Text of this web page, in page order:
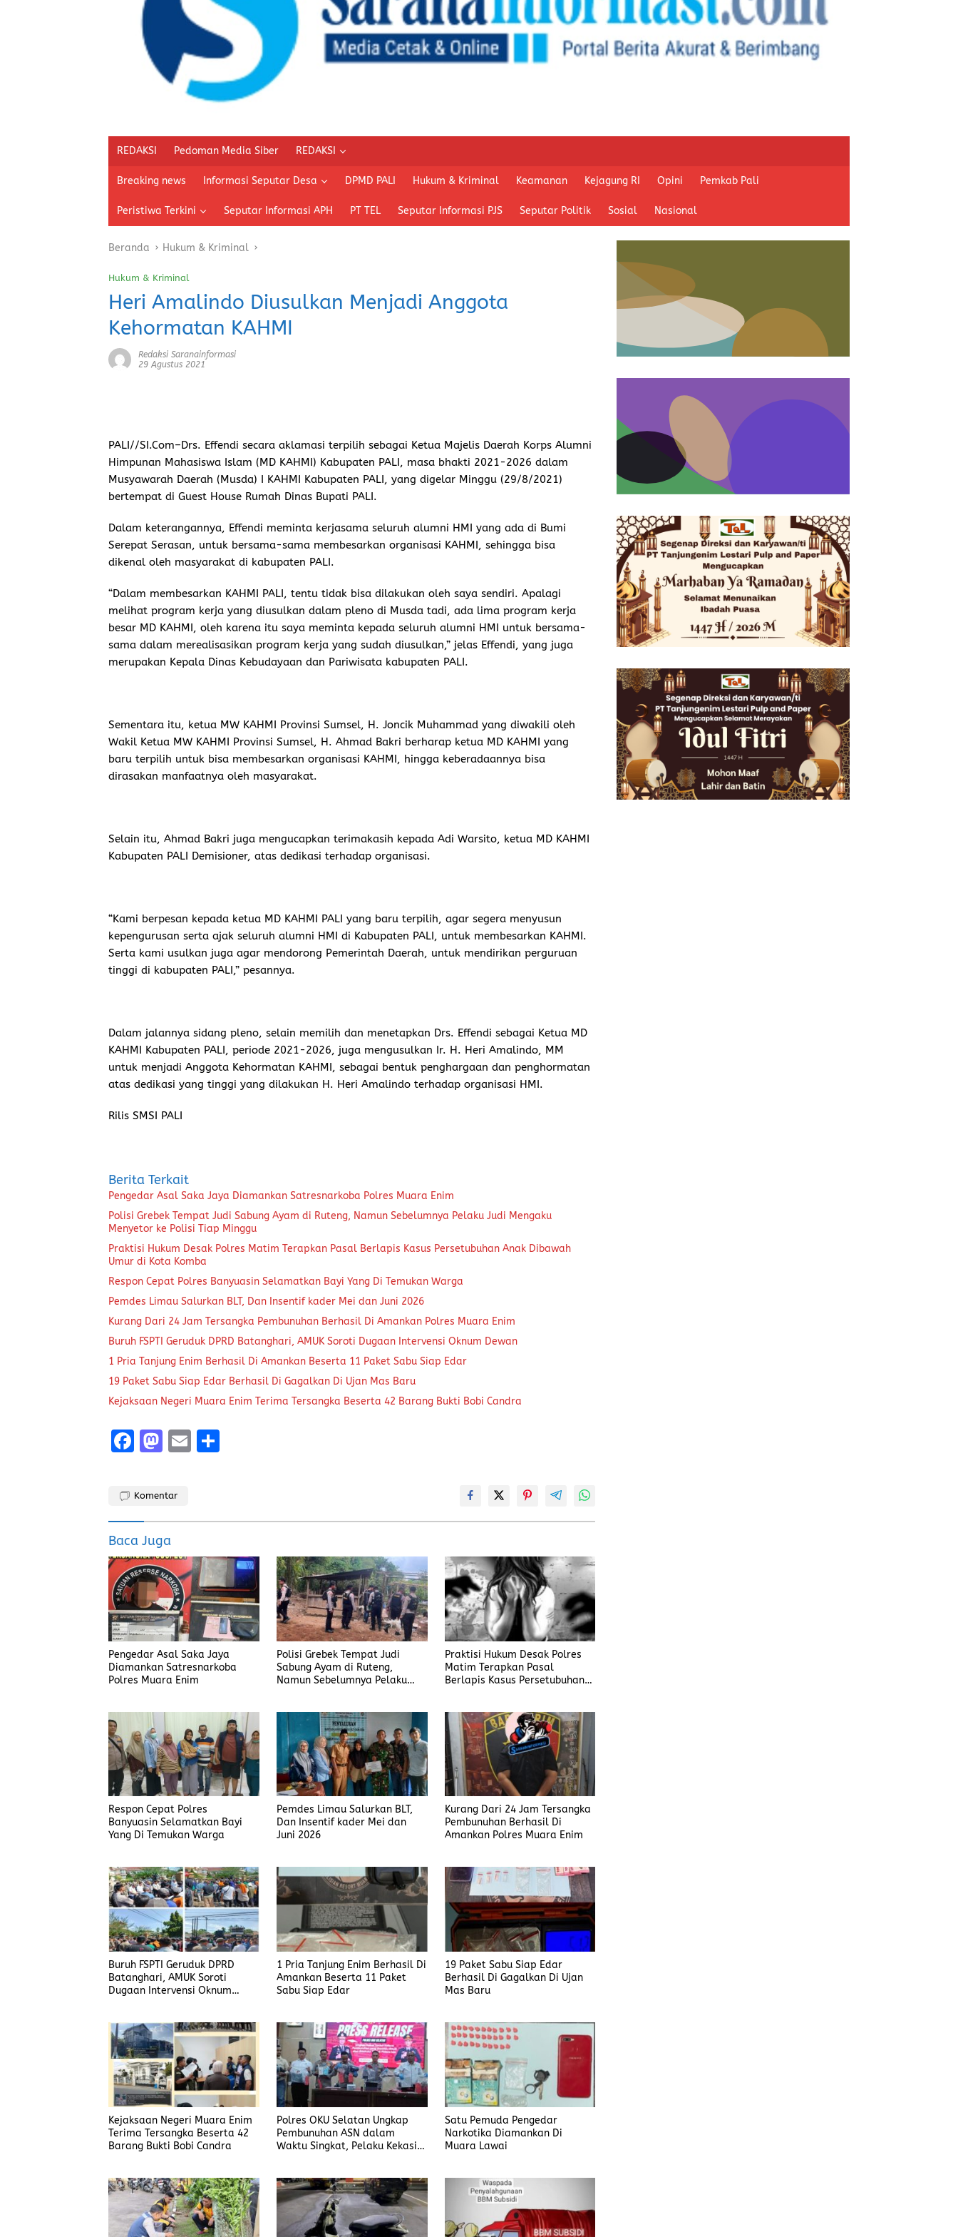
REDAKSI Pedoman Media Siber REDAKSI
Breaking news Informasi Seputar Desa DPMD PALI Hukum & Kriminal Keamanan Kejagung RI Opini Pemkab Pali
Peristiwa Terkini Seputar Informasi APH PT TEL Seputar Informasi PJS Seputar Politik Sosial Nasional
Beranda Hukum & Kriminal
Hukum & Kriminal
Heri Amalindo Diusulkan Menjadi Anggota
Kehormatan KAHMI
Redaksi Saranainformasi
29 Agustus 2021
PALI//SI.Com–Drs. Effendi secara aklamasi terpilih sebagai Ketua Majelis Daerah Korps Alumni
Himpunan Mahasiswa Islam (MD KAHMI) Kabupaten PALI, masa bhakti 2021-2026 dalam
Musyawarah Daerah (Musda) I KAHMI Kabupaten PALI, yang digelar Minggu (29/8/2021)
bertempat di Guest House Rumah Dinas Bupati PALI.
Dalam keterangannya, Effendi meminta kerjasama seluruh alumni HMI yang ada di Bumi
Serepat Serasan, untuk bersama-sama membesarkan organisasi KAHMI, sehingga bisa
dikenal oleh masyarakat di kabupaten PALI.
“Dalam membesarkan KAHMI PALI, tentu tidak bisa dilakukan oleh saya sendiri. Apalagi
melihat program kerja yang diusulkan dalam pleno di Musda tadi, ada lima program kerja
besar MD KAHMI, oleh karena itu saya meminta kepada seluruh alumni HMI untuk bersama-
sama dalam merealisasikan program kerja yang sudah diusulkan,” jelas Effendi, yang juga
merupakan Kepala Dinas Kebudayaan dan Pariwisata kabupaten PALI.
Sementara itu, ketua MW KAHMI Provinsi Sumsel, H. Joncik Muhammad yang diwakili oleh
Wakil Ketua MW KAHMI Provinsi Sumsel, H. Ahmad Bakri berharap ketua MD KAHMI yang
baru terpilih untuk bisa membesarkan organisasi KAHMI, hingga keberadaannya bisa
dirasakan manfaatnya oleh masyarakat.
Selain itu, Ahmad Bakri juga mengucapkan terimakasih kepada Adi Warsito, ketua MD KAHMI
Kabupaten PALI Demisioner, atas dedikasi terhadap organisasi.
“Kami berpesan kepada ketua MD KAHMI PALI yang baru terpilih, agar segera menyusun
kepengurusan serta ajak seluruh alumni HMI di Kabupaten PALI, untuk membesarkan KAHMI.
Serta kami usulkan juga agar mendorong Pemerintah Daerah, untuk mendirikan perguruan
tinggi di kabupaten PALI,” pesannya.
Dalam jalannya sidang pleno, selain memilih dan menetapkan Drs. Effendi sebagai Ketua MD
KAHMI Kabupaten PALI, periode 2021-2026, juga mengusulkan Ir. H. Heri Amalindo, MM
untuk menjadi Anggota Kehormatan KAHMI, sebagai bentuk penghargaan dan penghormatan
atas dedikasi yang tinggi yang dilakukan H. Heri Amalindo terhadap organisasi HMI.
Rilis SMSI PALI
Berita Terkait
Pengedar Asal Saka Jaya Diamankan Satresnarkoba Polres Muara Enim
Polisi Grebek Tempat Judi Sabung Ayam di Ruteng, Namun Sebelumnya Pelaku Judi Mengaku
Menyetor ke Polisi Tiap Minggu
Praktisi Hukum Desak Polres Matim Terapkan Pasal Berlapis Kasus Persetubuhan Anak Dibawah
Umur di Kota Komba
Respon Cepat Polres Banyuasin Selamatkan Bayi Yang Di Temukan Warga
Pemdes Limau Salurkan BLT, Dan Insentif kader Mei dan Juni 2026
Kurang Dari 24 Jam Tersangka Pembunuhan Berhasil Di Amankan Polres Muara Enim
Buruh FSPTI Geruduk DPRD Batanghari, AMUK Soroti Dugaan Intervensi Oknum Dewan
1 Pria Tanjung Enim Berhasil Di Amankan Beserta 11 Paket Sabu Siap Edar
19 Paket Sabu Siap Edar Berhasil Di Gagalkan Di Ujan Mas Baru
Kejaksaan Negeri Muara Enim Terima Tersangka Beserta 42 Barang Bukti Bobi Candra
F
ce
o
o
k
M
st
d
o
n
E
Komentar
Baca Juga
Pengedar Asal Saka Jaya
Diamankan Satresnarkoba
Polres Muara Enim
Polisi Grebek Tempat Judi
Sabung Ayam di Ruteng,
Namun Sebelumnya Pelaku
Praktisi Hukum Desak Polres
Matim Terapkan Pasal
Berlapis Kasus Persetubuhan
Respon Cepat Polres
Banyuasin Selamatkan Bayi
Yang Di Temukan Warga
Pemdes Limau Salurkan BLT,
Dan Insentif kader Mei dan
Juni 2026
Kurang Dari 24 Jam Tersangka
Pembunuhan Berhasil Di
Amankan Polres Muara Enim
Buruh FSPTI Geruduk DPRD
Batanghari, AMUK Soroti
Dugaan Intervensi Oknum
1 Pria Tanjung Enim Berhasil Di
Amankan Beserta 11 Paket
Sabu Siap Edar
19 Paket Sabu Siap Edar
Berhasil Di Gagalkan Di Ujan
Mas Baru
Kejaksaan Negeri Muara Enim
Terima Tersangka Beserta 42
Barang Bukti Bobi Candra
Polres OKU Selatan Ungkap
Pembunuhan ASN dalam
Waktu Singkat, Pelaku Kekasih
Satu Pemuda Pengedar
Narkotika Diamankan Di
Muara Lawai